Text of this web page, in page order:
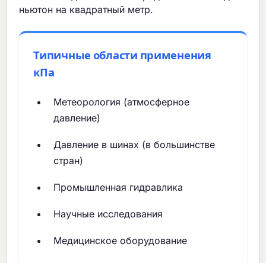
ньютон на квадратный метр.
Типичные области применения
кПа
Метеорология (атмосферное
давление)
Давление в шинах (в большинстве
стран)
Промышленная гидравлика
Научные исследования
Медицинское оборудование